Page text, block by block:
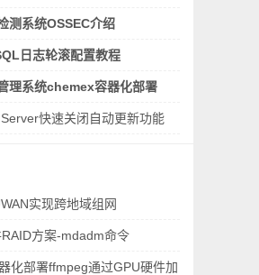
测系统OSSEC介绍
日志轮滚配置教程
理系统chemex容器化部署
快速关闭自动更新功能
实现跨地域组网
方案-mdadm命令
化部署ffmpeg通过GPU硬件加